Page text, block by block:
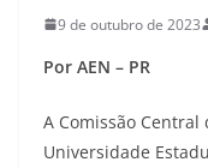
9 de outubro de 2023
Por AEN – PR
A Comissão Central
Universidade